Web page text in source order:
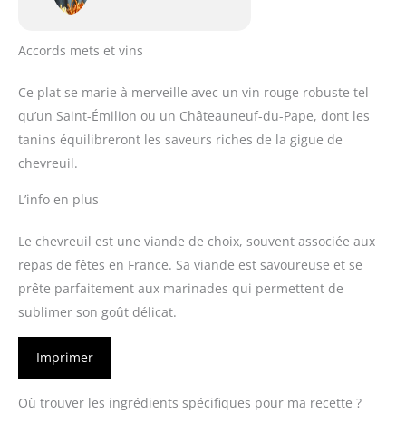
Accords mets et vins
Ce plat se marie à merveille avec un vin rouge robuste tel
qu’un Saint-Émilion ou un Châteauneuf-du-Pape, dont les
tanins équilibreront les saveurs riches de la gigue de
chevreuil.
L’info en plus
Le chevreuil est une viande de choix, souvent associée aux
repas de fêtes en France. Sa viande est savoureuse et se
prête parfaitement aux marinades qui permettent de
sublimer son goût délicat.
Imprimer
Où trouver les ingrédients spécifiques pour ma recette ?